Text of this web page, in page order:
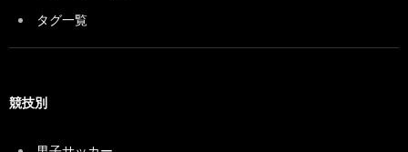
タグ一覧
競技別